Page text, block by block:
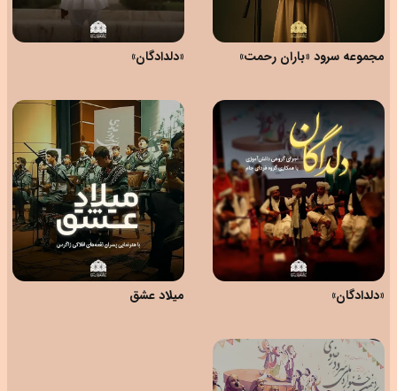
مجموعه سرود «باران رحمت» «دلدادگان»
«دلدادگان» میلاد عشق